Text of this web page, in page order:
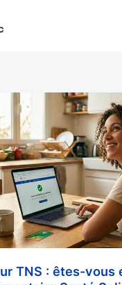
TNS : êtes-vous